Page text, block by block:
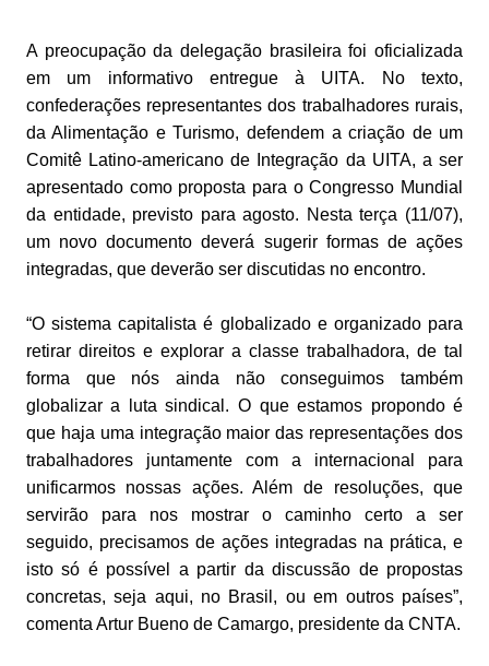
A preocupação da delegação brasileira foi oficializada
em um informativo entregue à UITA. No texto,
confederações representantes dos trabalhadores rurais,
da Alimentação e Turismo, defendem a criação de um
Comitê Latino-americano de Integração da UITA, a ser
apresentado como proposta para o Congresso Mundial
da entidade, previsto para agosto. Nesta terça (11/07),
um novo documento deverá sugerir formas de ações
integradas, que deverão ser discutidas no encontro.
“O sistema capitalista é globalizado e organizado para
retirar direitos e explorar a classe trabalhadora, de tal
forma que nós ainda não conseguimos também
globalizar a luta sindical. O que estamos propondo é
que haja uma integração maior das representações dos
trabalhadores juntamente com a internacional para
unificarmos nossas ações. Além de resoluções, que
servirão para nos mostrar o caminho certo a ser
seguido, precisamos de ações integradas na prática, e
isto só é possível a partir da discussão de propostas
concretas, seja aqui, no Brasil, ou em outros países”,
comenta Artur Bueno de Camargo, presidente da CNTA.